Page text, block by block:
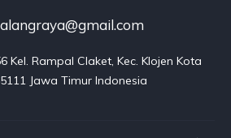
Kel. Rampal Claket, Kec. Klojen Kota
Jawa Timur Indonesia